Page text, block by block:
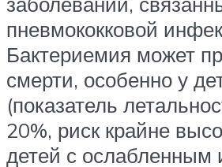
пневмококковой
Бактериемия может
смерти, особенно у
(показатель
20%, риск крайне
детей с ослабленным